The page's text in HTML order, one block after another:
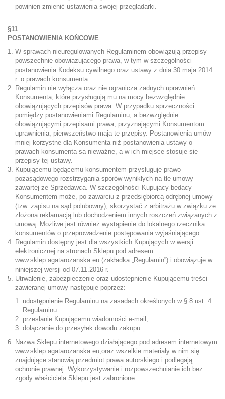
powinien zmienić ustawienia swojej przeglądarki.
§11
POSTANOWIENIA KOŃCOWE
W sprawach nieuregulowanych Regulaminem obowiązują przepisy
powszechnie obowiązującego prawa, w tym w szczególności
postanowienia Kodeksu cywilnego oraz ustawy z dnia 30 maja 2014
r. o prawach konsumenta.
Regulamin nie wyłącza oraz nie ogranicza żadnych uprawnień
Konsumenta, które przysługują mu na mocy bezwzględnie
obowiązujących przepisów prawa. W przypadku sprzeczności
pomiędzy postanowieniami Regulaminu, a bezwzględnie
obowiązującymi przepisami prawa, przyznającymi Konsumentom
uprawnienia, pierwszeństwo mają te przepisy. Postanowienia umów
mniej korzystne dla Konsumenta niż postanowienia ustawy o
prawach konsumenta są nieważne, a w ich miejsce stosuje się
przepisy tej ustawy.
Kupującemu będącemu konsumentem przysługuje prawo
pozasądowego rozstrzygania sporów wynikłych na tle umowy
zawartej ze Sprzedawcą. W szczególności Kupujący będący
Konsumentem może, po zawarciu z przedsiębiorcą odrębnej umowy
(tzw. zapisu na sąd polubowny), skorzystać z arbitrażu w związku ze
złożona reklamacją lub dochodzeniem innych roszczeń związanych z
umową. Możliwe jest również wystąpienie do lokalnego rzecznika
konsumentów o przeprowadzenie postępowania wyjaśniającego.
Regulamin dostępny jest dla wszystkich Kupujących w wersji
elektronicznej na stronach Sklepu pod adresem
www.sklep.agatarozanska.eu (zakładka „Regulamin”) i obowiązuje w
niniejszej wersji od 07.11.2016 r.
Utrwalenie, zabezpieczenie oraz udostępnienie Kupującemu treści
zawieranej umowy następuje poprzez:
udostępnienie Regulaminu na zasadach określonych w § 8 ust. 4
Regulaminu
przesłanie Kupującemu wiadomości e-mail,
dołączanie do przesyłek dowodu zakupu
Nazwa Sklepu internetowego działającego pod adresem internetowym
www.sklep.agatarozanska.eu,oraz wszelkie materiały w nim się
znajdujące stanowią przedmiot prawa autorskiego i podlegają
ochronie prawnej. Wykorzystywanie i rozpowszechnianie ich bez
zgody właściciela Sklepu jest zabronione.